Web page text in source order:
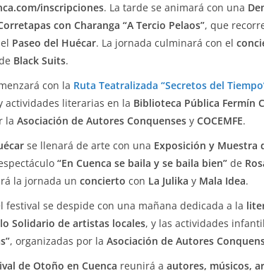
inscripciones. La tarde se animará con una
con Charanga “A Tercio Pelaos”, que
Paseo del Huécar. La jornada culminará con el
Black Suits.
con la Ruta Teatralizada “Secretos del
actividades literarias en la Biblioteca Pública Fermín
la Asociación de Autores Conquenses y COCEMFE.
se llenará de arte con una Exposición y Muestra
“En Cuenca se baila y se baila bien” de
la jornada un concierto con La Julika y Mala Idea.
festival se despide con una mañana dedicada a la
Solidario de artistas locales, y las actividades
, organizadas por la Asociación de Autores
de Otoño en Cuenca reunirá a autores, músicos,